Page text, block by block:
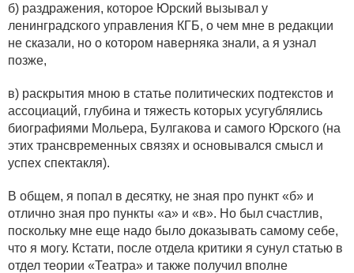
б) раздражения, которое Юрский вызывал у
ленинградского управления КГБ, о чем мне в редакции
не сказали, но о котором наверняка знали, а я узнал
позже,
в) раскрытия мною в статье политических подтекстов и
ассоциаций, глубина и тяжесть которых усугублялись
биографиями Мольера, Булгакова и самого Юрского (на
этих трансвременных связях и основывался смысл и
успех спектакля).
В общем, я попал в десятку, не зная про пункт «б» и
отлично зная про пункты «а» и «в». Но был счастлив,
поскольку мне еще надо было доказывать самому себе,
что я могу. Кстати, после отдела критики я сунул статью в
отдел теории «Театра» и также получил вполне